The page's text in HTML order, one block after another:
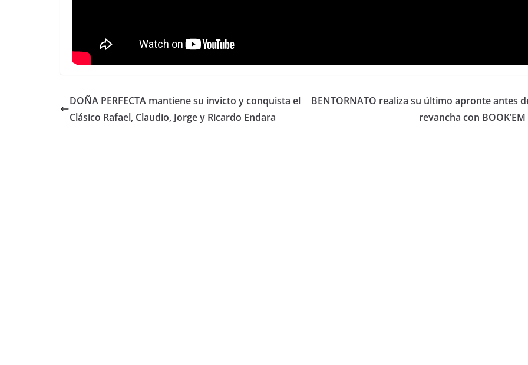
DOÑA PERFECTA mantiene su invicto y conquista el
Clásico Rafael, Claudio, Jorge y Ricardo Endara
BENTORNATO realiza su último apronte antes
revancha con BOOK’EM